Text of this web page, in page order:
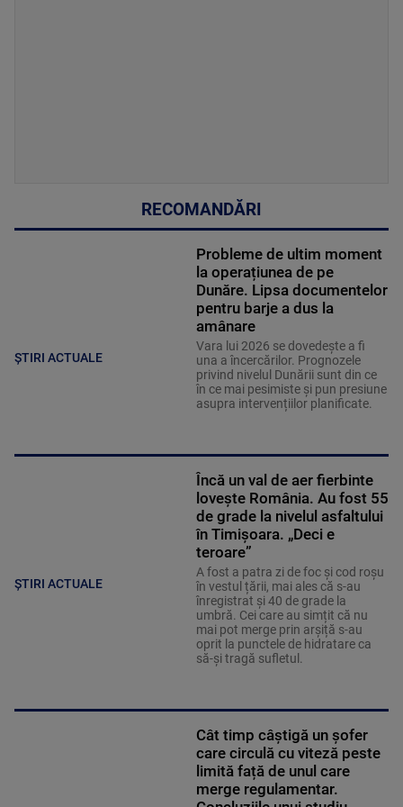
RECOMANDĂRI
ȘTIRI ACTUALE
Probleme de ultim moment
la operațiunea de pe
Dunăre. Lipsa documentelor
pentru barje a dus la
amânare
Vara lui 2026 se dovedește a fi
una a încercărilor. Prognozele
privind nivelul Dunării sunt din ce
în ce mai pesimiste și pun presiune
asupra intervențiilor planificate.
ȘTIRI ACTUALE
Încă un val de aer fierbinte
lovește România. Au fost 55
de grade la nivelul asfaltului
în Timișoara. „Deci e
teroare”
A fost a patra zi de foc și cod roșu
în vestul țării, mai ales că s-au
înregistrat și 40 de grade la
umbră. Cei care au simțit că nu
mai pot merge prin arșiță s-au
oprit la punctele de hidratare ca
să-și tragă sufletul.
Cât timp câștigă un șofer
care circulă cu viteză peste
limită față de unul care
merge regulamentar.